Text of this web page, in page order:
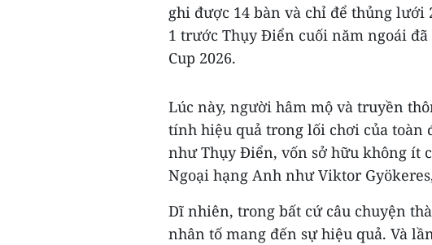
ghi được 14 bàn và chỉ để thủng lưới
1 trước Thụy Điển cuối năm ngoái
Cup 2026.
Lúc này, người hâm mộ và truyền
tính hiệu quả trong lối chơi của toàn
như Thụy Điển, vốn sở hữu không ít
Ngoại hạng Anh như Viktor
Dĩ nhiên, trong bất cứ câu chuyện
nhân tố mang đến sự hiệu quả. Và